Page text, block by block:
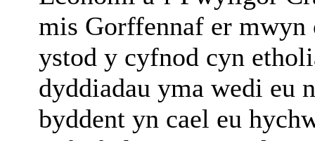
mis Gorffennaf er
ystod y cyfnod cyn
dyddiadau yma wedi eu
byddent yn cael eu